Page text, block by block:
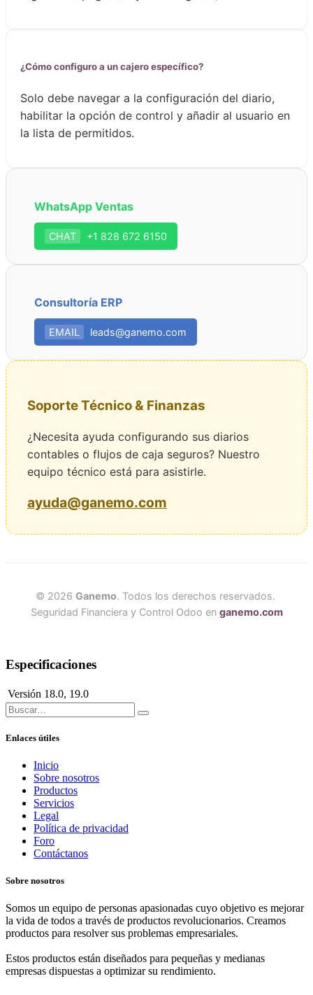
¿Cómo configuro a un cajero específico?
Solo debe navegar a la configuración del diario,
habilitar la opción de control y añadir al usuario en
la lista de permitidos.
WhatsApp Ventas
CHAT +1 828 672 6150
Consultoría ERP
EMAIL leads@ganemo.com
Soporte Técnico & Finanzas
¿Necesita ayuda configurando sus diarios
contables o flujos de caja seguros? Nuestro
equipo técnico está para asistirle.
ayuda@ganemo.com
© 2026 Ganemo. Todos los derechos reservados.
Seguridad Financiera y Control Odoo en ganemo.com
Especificaciones
Versión 18.0, 19.0
Enlaces útiles
Inicio
Sobre nosotros
Productos
Servicios
Legal
Política de privacidad
Foro
Contáctanos
Sobre nosotros
Somos un equipo de personas apasionadas cuyo objetivo es mejorar
la vida de todos a través de productos revolucionarios. Creamos
productos para resolver sus problemas empresariales.
Estos productos están diseñados para pequeñas y medianas
empresas dispuestas a optimizar su rendimiento.